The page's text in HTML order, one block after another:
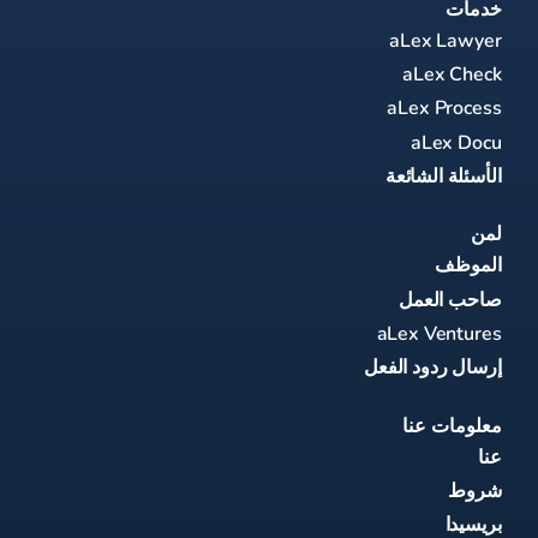
خدمات
aLex Lawyer
aLex Check
aLex Process
aLex Docu
الأسئلة الشائعة
لمن
الموظف
صاحب العمل
aLex Ventures
إرسال ردود الفعل
معلومات عنا
عنا
شروط
بريسيدا